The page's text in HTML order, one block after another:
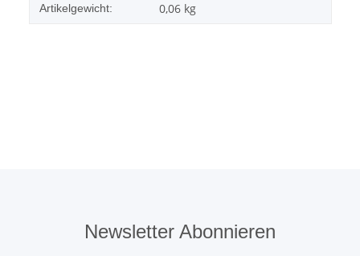
Artikelgewicht: 0,06 kg
Newsletter Abonnieren